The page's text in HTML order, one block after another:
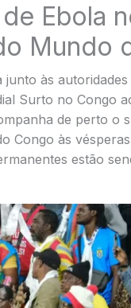
Ebola
Mundo
às
Surto no Congo
de perto o
Congo às
estão